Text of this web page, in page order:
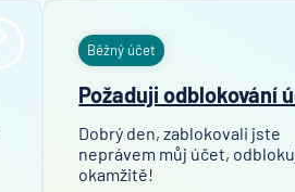
Běžný účet
Požaduji odblokování
Dobrý den, zablokovali jste
neprávem můj účet,
okamžitě!